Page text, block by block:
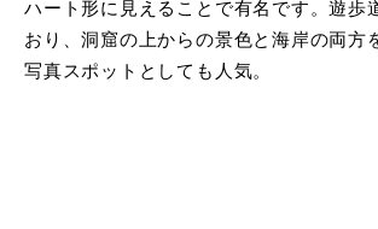
ハート形に見えることで有名です。遊歩
おり、洞窟の上からの景色と海岸の両方
写真スポットとしても人気。